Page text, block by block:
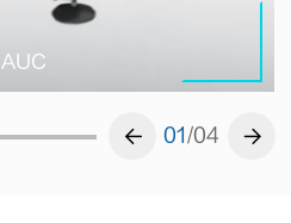
AUC
01/04